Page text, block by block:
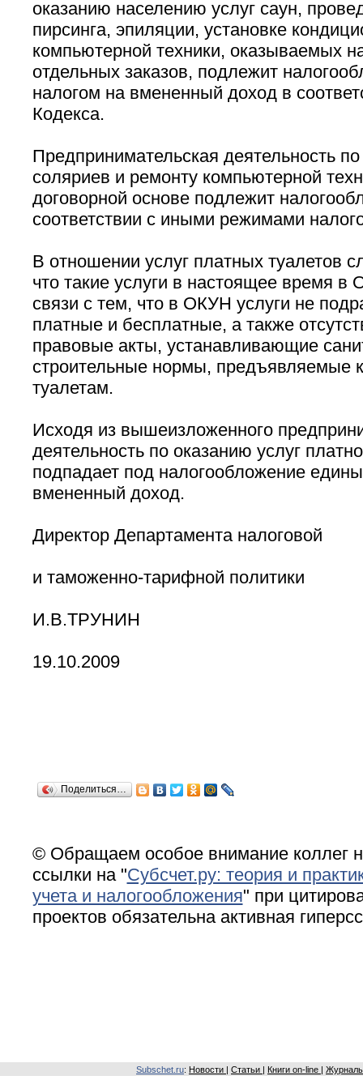
оказанию населению услуг саун,
пирсинга, эпиляции, установке
компьютерной техники, оказываемых
отдельных заказов, подлежит
налогом на вмененный доход в
Кодекса.
Предпринимательская деятельность
соляриев и ремонту компьютерной
договорной основе подлежит
соответствии с иными режимами
В отношении услуг платных туалетов
что такие услуги в настоящее время
связи с тем, что в ОКУН услуги не
платные и бесплатные, а также
правовые акты, устанавливающие
строительные нормы, предъявляемые
туалетам.
Исходя из вышеизложенного
деятельность по оказанию услуг
подпадает под налогообложение
вмененный доход.
Директор Департамента налоговой
и таможенно-тарифной политики
И.В.ТРУНИН
19.10.2009
Поделиться…
© Обращаем особое внимание коллег
ссылки на "Субсчет.ру: теория и
учета и налогообложения" при
проектов обязательна активная
Subschet.ru: Новости Статьи Книги on-line